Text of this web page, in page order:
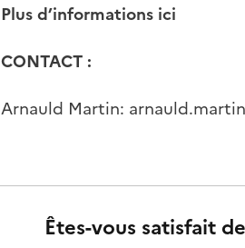
Plus d’informations ici
CONTACT :
Arnauld Martin:
Êtes-vous satisfait